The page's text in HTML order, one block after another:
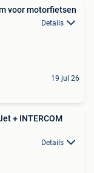
voor motorfietsen
Details
19 jul 26
+ INTERCOM
Details